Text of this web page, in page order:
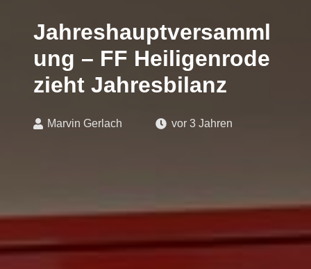
Jahreshauptversamml
ung – FF Heiligenrode
zieht Jahresbilanz
Marvin Gerlach vor 3 Jahren